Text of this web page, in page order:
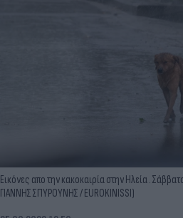
Εικόνες απο την κακοκαιρία στην Ηλεία .
ΓΙΑΝΝΗΣ ΣΠΥΡΟΥΝΗΣ / EUROKINISSI)